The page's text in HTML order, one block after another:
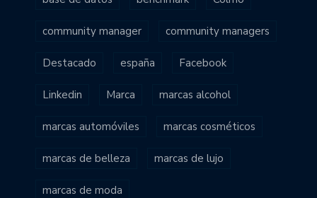
community manager community managers
Destacado españa Facebook
Linkedin Marca marcas alcohol
marcas automóviles marcas cosméticos
marcas de belleza marcas de lujo
marcas de moda